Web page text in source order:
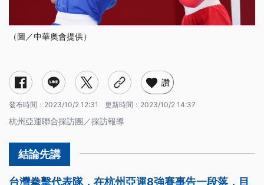
（圖／中華奧會提供）
讚
發布時間： 2023/10/2 12:31 更新時間： 2023/10/2 14:37
杭州亞運聯合採訪團／採訪報導
台灣拳擊代表隊，在杭州亞運8強賽事告一段落，目